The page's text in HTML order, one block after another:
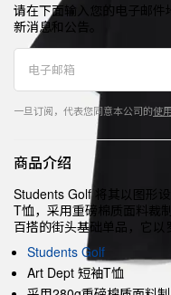
请在下面输入您的电子邮
新消息和公告。
一旦订阅，代表您同意本公司的使
商品介绍
Students Golf 将其以图形
T恤，采用重磅棉质面料裁
百搭的街头基础单品，它以
Students Golf
Art Dept 短袖T恤